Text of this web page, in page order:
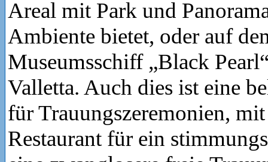
Areal mit Park und
Ambiente bietet, oder auf
Museumsschiff „Black
Valletta. Auch dies ist eine
für Trauungszeremonien,
Restaurant für ein